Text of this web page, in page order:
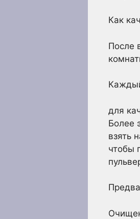
Как
После
для
Более
взять
чтобы